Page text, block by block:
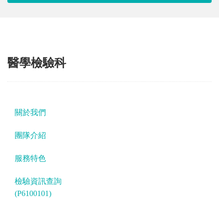
醫學檢驗科
關於我們
團隊介紹
服務特色
檢驗資訊查詢
(P6100101)